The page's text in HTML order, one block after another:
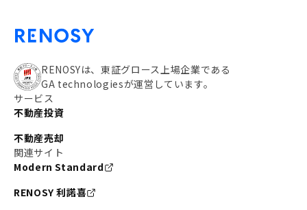
RENOSYは、東証グロース上場企業である
GA technologiesが運営しています。
サービス
不動産投資
不動産売却
関連サイト
Modern Standard
RENOSY 利諾喜